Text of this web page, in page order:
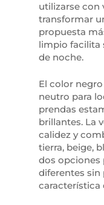
utilizarse con
transformar
propuesta
limpio facilita
de noche.
El color
neutro para
prendas
brillantes. La
calidez y
tierra, beige,
dos opciones
diferentes sin
característica